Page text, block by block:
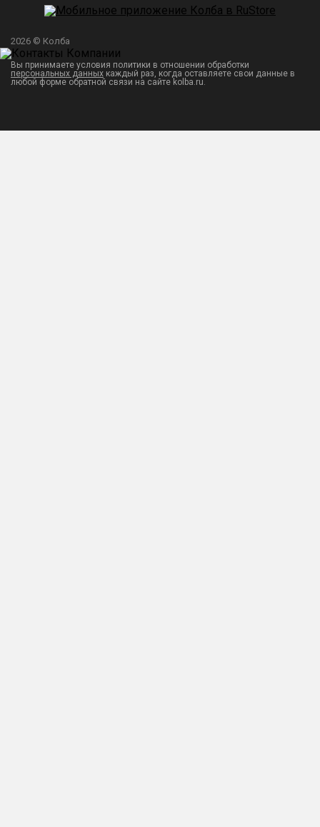
2026 © Колба
Вы принимаете условия политики в отношении обработки
персональных данных каждый раз, когда оставляете свои данные в
любой форме обратной связи на сайте kolba.ru.